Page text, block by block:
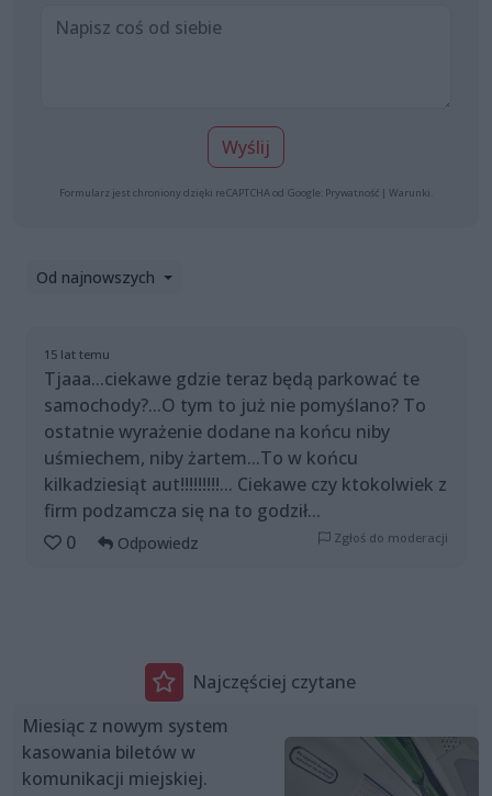
Wyślij
Formularz jest chroniony dzięki reCAPTCHA od Google: Prywatność | Warunki
Od najnowszych
15 lat temu
Tjaaa...ciekawe gdzie teraz będą parkować te
samochody?...O tym to już nie pomyślano? To
ostatnie wyrażenie dodane na końcu niby
uśmiechem, niby żartem...To w końcu
kilkadziesiąt aut!!!!!!!!!... Ciekawe czy ktokolwiek z
firm podzamcza się na to godził...
0
Odpowiedz Zgłoś do moderacji
Najczęściej czytane
Miesiąc z nowym system
kasowania biletów w
komunikacji miejskiej.